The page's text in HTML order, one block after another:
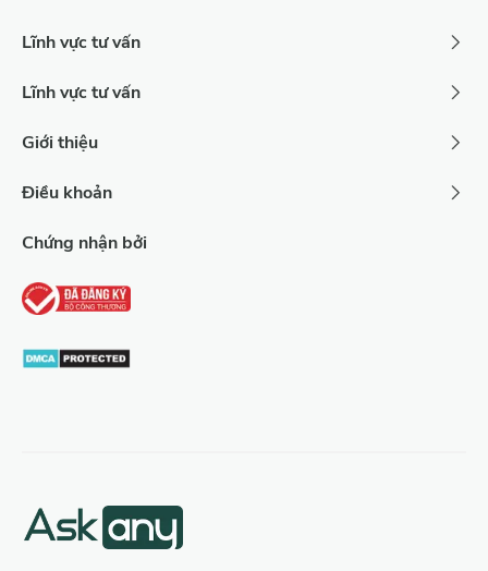
SEO TripAdvisor đã trở thành một phần thiết yếu
Vì sao doanh nghiệp nên SEO
lượt đặt phòng du lịch được thực hiện trực tuyến, và một
nghiên cứu của Expedia chỉ ra rằng du khách thường truy
Lĩnh vực tư vấn
Lĩnh vực tư vấn
Giới thiệu
Điều khoản
Chứng nhận bởi